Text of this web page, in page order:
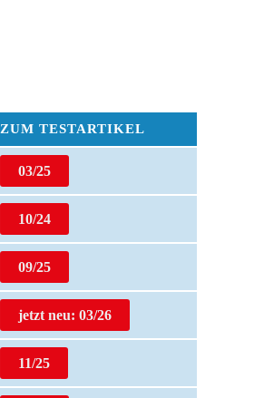
ZUM TESTARTIKEL
03/25
10/24
09/25
jetzt neu: 03/26
11/25